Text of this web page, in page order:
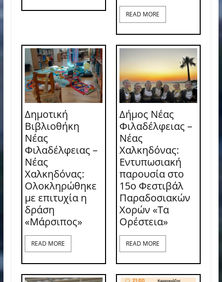
READ MORE
Δημοτική
Βιβλιοθήκη
Νέας
Φιλαδέλφειας –
Νέας
Χαλκηδόνας:
Ολοκληρώθηκε
με επιτυχία η
δράση
«Μάρσιπος»
READ MORE
Δήμος Νέας
Φιλαδέλφειας –
Νέας
Χαλκηδόνας:
Εντυπωσιακή
παρουσία στο
15ο Φεστιβάλ
Παραδοσιακών
Χορών «Τα
Ορέστεια»
READ MORE